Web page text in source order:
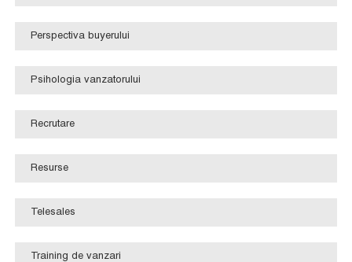
Perspectiva buyerului
Psihologia vanzatorului
Recrutare
Resurse
Telesales
Training de vanzari